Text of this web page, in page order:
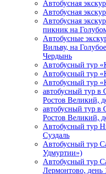
Автобусная
Автобусная
Автобусная
пикник на
Автобусные
Вильву, на
Чердынь
Автобусный тур
Автобусный тур
Автобусный тур
автобусный тур в
Ростов Великий,
автобусный тур в
Ростов Великий,
Автобусный тур
Суздаль
Автобусный тур
Удмуртии»)
Автобусный тур
Лермонтово, день